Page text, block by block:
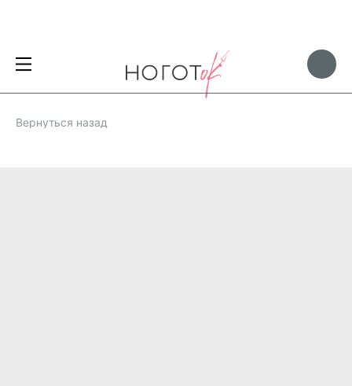
Вернуться назад